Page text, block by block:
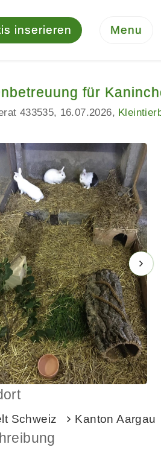
inserieren Menu
für
433535 16.07.2026
Schweiz Kanton Aargau